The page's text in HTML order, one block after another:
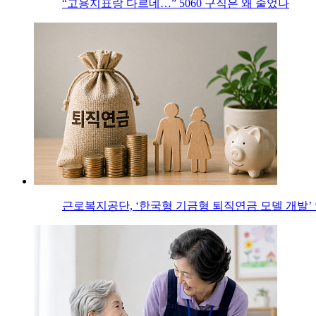
“고용지표랑 다르네…” 5060 구직은 왜 줄었나
근로복지공단, ‘한국형 기금형 퇴직연금 모델 개발